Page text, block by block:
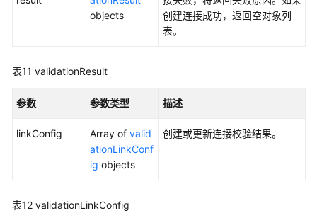
objects
创建连接成功，返回空对象列
表。
表11 validationResult
参数 参数类型 描述
linkConfig Array of valid
ationLinkConf
ig objects
创建或更新连接校验结果。
表12 validationLinkConfig